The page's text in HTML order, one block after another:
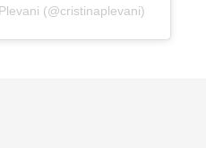
(@cristinaplevani)